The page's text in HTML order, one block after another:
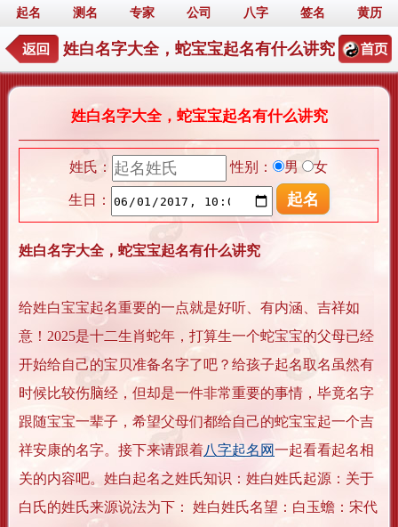
起名 测名 专家 公司 八字 签名 黄历
姓白名字大全，蛇宝宝起名有什么讲究
姓白名字大全，蛇宝宝起名有什么讲究
姓氏： 性别： 男 女
生日：
姓白名字大全，蛇宝宝起名有什么讲究
给姓白宝宝起名重要的一点就是好听、有内涵、吉祥如
意！2025是十二生肖蛇年，打算生一个蛇宝宝的父母已经
开始给自己的宝贝准备名字了吧？给孩子起名取名虽然有
时候比较伤脑经，但却是一件非常重要的事情，毕竟名字
跟随宝宝一辈子，希望父母们都给自己的蛇宝宝起一个吉
祥安康的名字。接下来请跟着八字起名网一起看看起名相
关的内容吧。姓白起名之姓氏知识：姓白姓氏起源：关于
白氏的姓氏来源说法为下： 姓白姓氏名望：白玉蟾：宋代